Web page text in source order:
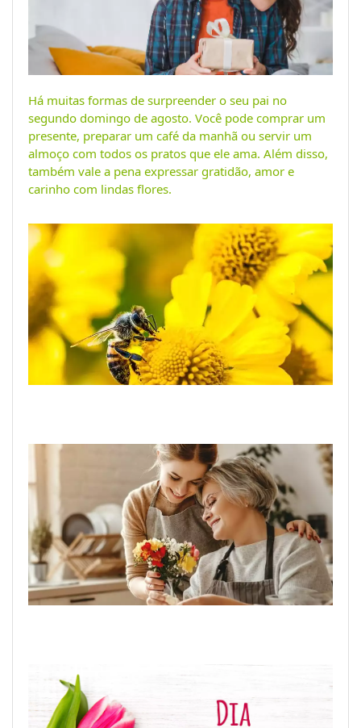
Há muitas formas de surpreender o seu pai no
segundo domingo de agosto. Você pode comprar um
presente, preparar um café da manhã ou servir um
almoço com todos os pratos que ele ama. Além disso,
também vale a pena expressar gratidão, amor e
carinho com lindas flores.